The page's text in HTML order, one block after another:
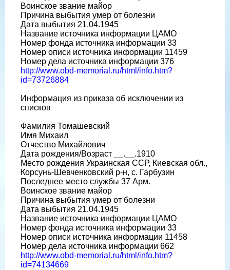
Воинское звание майор
Причина выбытия умер от болезни
Дата выбытия 21.04.1945
Название источника информации ЦАМО
Номер фонда источника информации 33
Номер описи источника информации 11459
Номер дела источника информации 376
http://www.obd-memorial.ru/html/info.htm?
id=73726884
Информация из приказа об исключении из
списков
Фамилия Томашевский
Имя Михаил
Отчество Михайлович
Дата рождения/Возраст __.__.1910
Место рождения Украинская ССР, Киевская обл.,
Корсунь-Шевченковский р-н, с. Гарбузин
Последнее место службы 37 Арм.
Воинское звание майор
Причина выбытия умер от болезни
Дата выбытия 21.04.1945
Название источника информации ЦАМО
Номер фонда источника информации 33
Номер описи источника информации 11458
Номер дела источника информации 662
http://www.obd-memorial.ru/html/info.htm?
id=74134669